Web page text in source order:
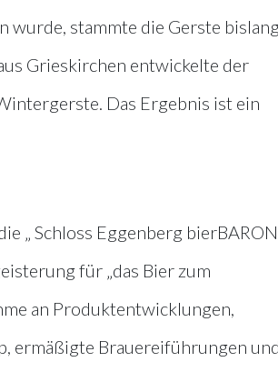
wurde, stammte die Gerste
Grieskirchen entwickelte der
Das Ergebnis ist ein
„ Schloss Eggenberg
für „das Bier zum
an Produktentwicklungen,
ermäßigte Brauereiführungen und